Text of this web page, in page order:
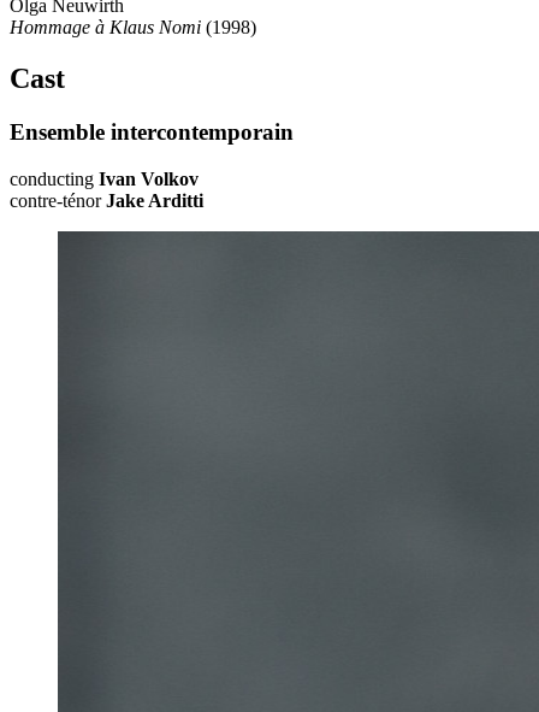
Olga Neuwirth
Hommage à Klaus Nomi (1998)
Cast
Ensemble intercontemporain
conducting Ivan Volkov
contre-ténorJake Arditti